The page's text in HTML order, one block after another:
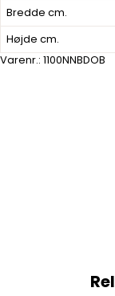
Bredde cm.
Højde cm.
Varenr.: 1100NNBDOB